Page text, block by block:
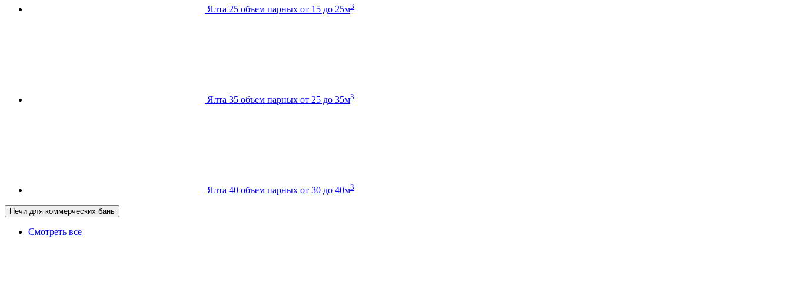
Ялта 25 объем парных от 15 до 25м3
Ялта 35 объем парных от 25 до 35м3
Ялта 40 объем парных от 30 до 40м3
Печи для коммерческих бань
Смотреть все